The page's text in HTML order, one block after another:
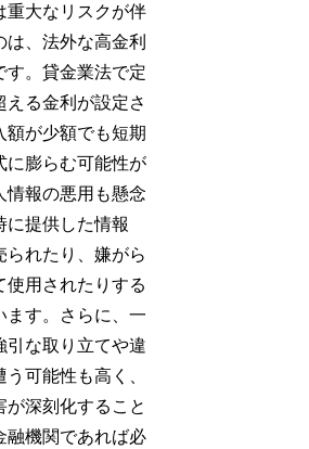
重大なリスクが伴
、法外な高金利
す。貸金業法で定
る金利が設定さ
額が少額でも短期
に膨らむ可能性が
情報の悪用も懸念
に提供した情報
られたり、嫌がら
使用されたりする
ます。さらに、一
引な取り立てや違
可能性も高く、
深刻化すること
融機関であれば必